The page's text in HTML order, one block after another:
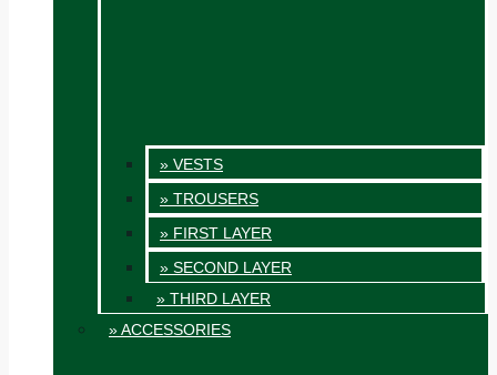
» VESTS
» TROUSERS
» FIRST LAYER
» SECOND LAYER
» THIRD LAYER
» ACCESSORIES